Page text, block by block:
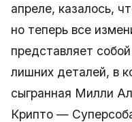
апреле, казалось,
но теперь все
представляет
лишних деталей, в
сыгранная Милли
Крипто —